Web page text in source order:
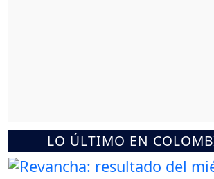
LO ÚLTIMO EN